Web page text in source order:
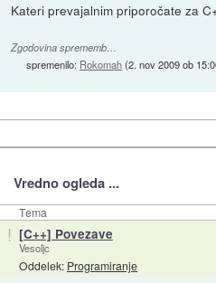
Kateri prevajalnim priporočate za
Zgodovina sprememb…
spremenilo: Rokomah(2. nov 2009 ob
Vredno ogleda ...
Tema
! [C++] Povezave
Vesoljc
Oddelek: Programiranje